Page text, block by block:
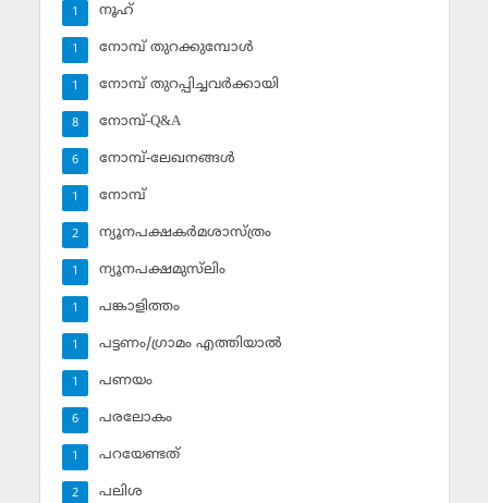
നൂഹ്‌
1
നോമ്പ് തുറക്കുമ്പോള്‍
1
നോമ്പ് തുറപ്പിച്ചവര്‍ക്കായി
1
നോമ്പ്-Q&A
8
നോമ്പ്-ലേഖനങ്ങള്‍
6
നോമ്പ്‌
1
ന്യൂനപക്ഷകര്‍മശാസ്ത്രം
2
ന്യൂനപക്ഷമുസ്‌ലിം
1
പങ്കാളിത്തം
1
പട്ടണം/ഗ്രാമം എത്തിയാല്‍
1
പണയം
1
പരലോകം
6
പറയേണ്ടത്
1
പലിശ
2